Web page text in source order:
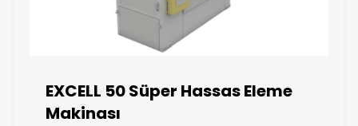
EXCELL 50 Süper Hassas Eleme
Makinası